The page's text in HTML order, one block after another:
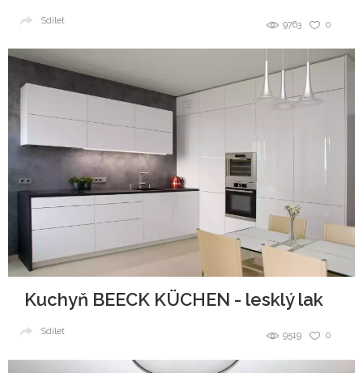
0
9763
Sdílet
Kuchyň BEECK KÜCHEN - lesklý lak
0
9519
Sdílet